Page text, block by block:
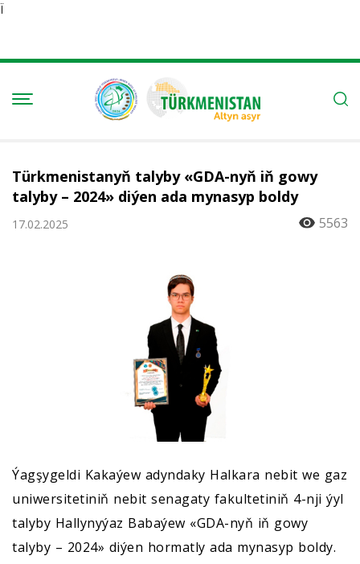
Ï
Türkmenistanyň talyby «GDA-nyň iň gowy
talyby – 2024» diýen ada mynasyp boldy
17.02.2025 5563
Ýagşygeldi Kakaýew adyndaky Halkara nebit we gaz
uniwersitetiniň nebit senagaty fakultetiniň 4-nji ýyl
talyby Hallynyýaz Babaýew «GDA-nyň iň gowy
talyby – 2024» diýen hormatly ada mynasyp boldy.